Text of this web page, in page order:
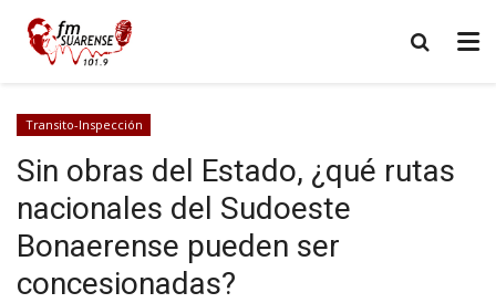
Transito-Inspección
Sin obras del Estado, ¿qué rutas
nacionales del Sudoeste
Bonaerense pueden ser
concesionadas?